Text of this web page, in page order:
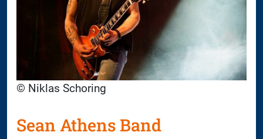
© Niklas Schoring
Sean Athens Band